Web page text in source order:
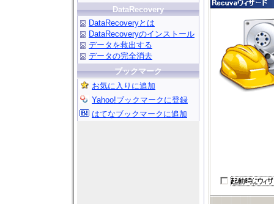
DataRecovery
DataRecoveryとは
DataRecoveryのインストール
データを救出する
データの完全消去
ブックマーク
お気に入りに追加
Yahoo!ブックマークに登録
はてなブックマークに追加